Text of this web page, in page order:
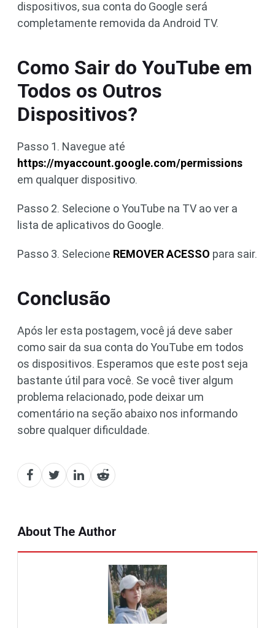
dispositivos, sua conta do Google será
completamente removida da Android TV.
Como Sair do YouTube em
Todos os Outros
Dispositivos?
Passo 1. Navegue até
https://myaccount.google.com/permissions
em qualquer dispositivo.
Passo 2. Selecione o YouTube na TV ao ver a
lista de aplicativos do Google.
Passo 3. Selecione REMOVER ACESSO para sair.
Conclusão
Após ler esta postagem, você já deve saber
como sair da sua conta do YouTube em todos
os dispositivos. Esperamos que este post seja
bastante útil para você. Se você tiver algum
problema relacionado, pode deixar um
comentário na seção abaixo nos informando
sobre qualquer dificuldade.
About The Author